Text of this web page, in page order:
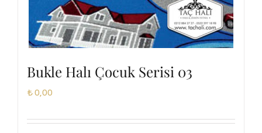
Bukle Halı Çocuk Serisi 03
₺0,00